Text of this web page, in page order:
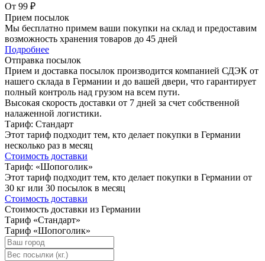
От 99 ₽
Прием посылок
Мы бесплатно примем ваши покупки на склад и предоставим
возможность хранения товаров до 45 дней
Подробнее
Отправка посылок
Прием и доставка посылок производится компанией СДЭК от
нашего склада в Германии и до вашей двери, что гарантирует
полный контроль над грузом на всем пути.
Высокая скорость доставки от 7 дней за счет собственной
налаженной логистики.
Тариф: Стандарт
Этот тариф подходит тем, кто делает покупки в Германии
несколько раз в месяц
Стоимость доставки
Тариф: «Шопоголик»
Этот тариф подходит тем, кто делает покупки в Германии от
30 кг или 30 посылок в месяц
Стоимость доставки
Стоимость доставки из Германии
Тариф «Стандарт»
Тариф «Шопоголик»